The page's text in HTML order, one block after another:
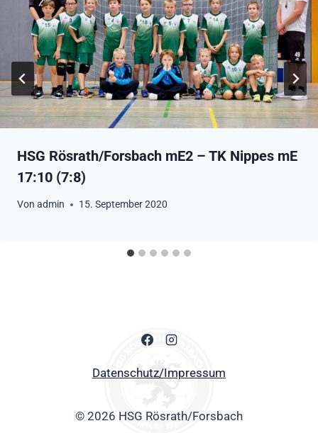
HSG Rösrath/Forsbach mE2 – TK Nippes mE
17:10 (7:8)
Von admin 15. September 2020
Datenschutz/Impressum
© 2026 HSG Rösrath/Forsbach